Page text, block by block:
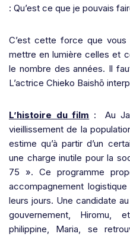
: Qu’est ce que je pouvais
C’est cette force que
mettre en lumière celles et
le nombre des années. Il
L’actrice Chieko Baishō
L’histoire du film :Au
vieillissement de la
estime qu’à partir d’un
une charge inutile pour la
75 ». Ce programme
accompagnement logistique
leurs jours. Une candidate
gouvernement, Hiromu,
philippine, Maria, se